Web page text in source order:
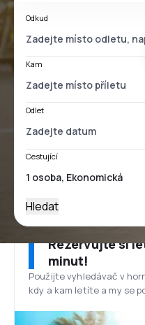
Odkud
Kam
Odlet
Cestující
Hledat
Rezervujte si
minut!
Použijte vyhledávač v
kdy a kam letíte a my se